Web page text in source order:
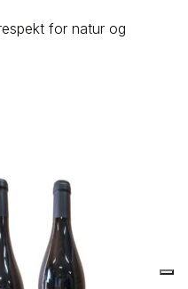
for natur og